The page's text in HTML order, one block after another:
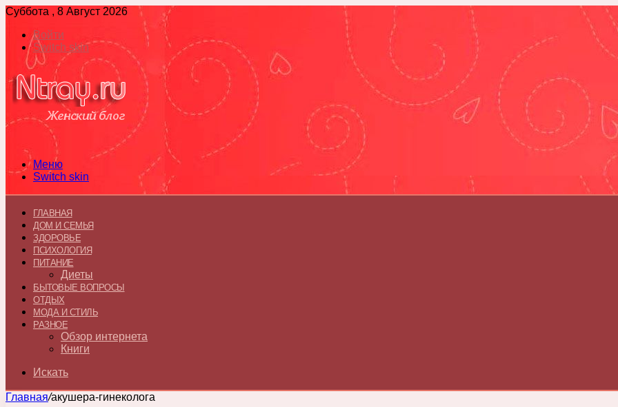
Суббота , 8 Август 2026
Войти
Switch skin
Меню
Switch skin
ГЛАВНАЯ
ДОМ И СЕМЬЯ
ЗДОРОВЬЕ
ПСИХОЛОГИЯ
ПИТАНИЕ
Диеты
БЫТОВЫЕ ВОПРОСЫ
ОТДЫХ
МОДА И СТИЛЬ
РАЗНОЕ
Обзор интернета
Книги
Искать
Главная/акушера-гинеколога